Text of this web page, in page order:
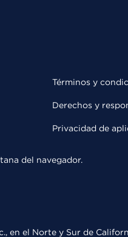
Términos y
Derechos y
Privacidad de
del navegador.
en el Norte y Sur de